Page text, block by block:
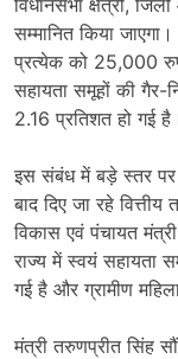
विधानसभा क्षेत्रों,
सम्मानित किया
प्रत्येक को 25,000
सहायता समूहों की गैर-
2.16 प्रतिशत हो गई है।
इस संबंध में बड़े स्तर पर
बाद दिए जा रहे
विकास एवं पंचायत
राज्य में स्वयं सहायता
गई है और ग्रामीण
मंत्री तरुणप्रीत सिंह